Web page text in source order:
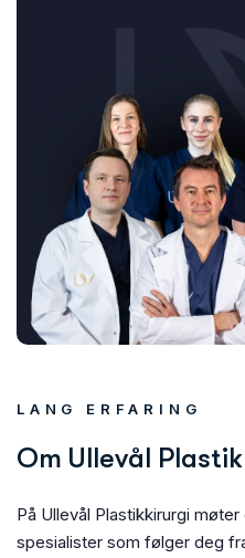
LANG ERFARING
Om Ullevål Plastik
På Ullevål Plastikkirurgi
spesialister som følger deg